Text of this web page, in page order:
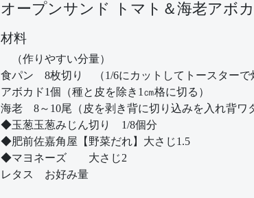
オープンサンド トマト＆海老アボ
材料
（作りやすい分量）
食パン 8枚切り （1/6にカットしてトースターで
アボカド1個（種と皮を除き1㎝格に切る）
海老 8～10尾（皮を剥き背に切り込みを入れ背ワ
◆玉葱玉葱みじん切り 1/8個分
◆肥前佐嘉角屋【野菜だれ】大さじ1.5
◆マヨネーズ 大さじ2
レタス お好み量